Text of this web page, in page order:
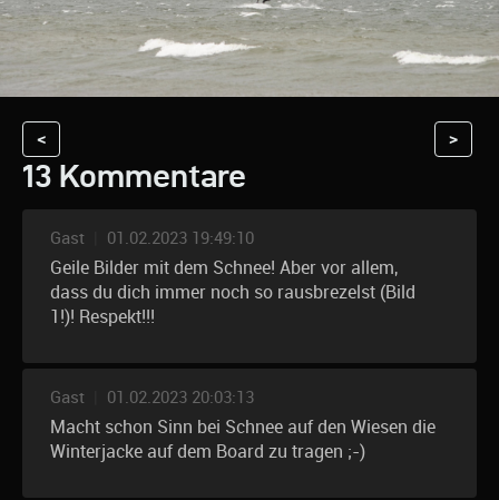
< >
13 Kommentare
Gast 01.02.2023 19:49:10
Geile Bilder mit dem Schnee! Aber vor allem,
dass du dich immer noch so rausbrezelst (Bild
1!)! Respekt!!!
Gast 01.02.2023 20:03:13
Macht schon Sinn bei Schnee auf den Wiesen die
Winterjacke auf dem Board zu tragen ;-)